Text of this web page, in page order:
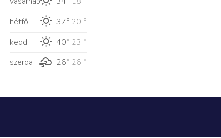
hétfő
37° 20 °
kedd
40° 23 °
szerda
26° 26 °